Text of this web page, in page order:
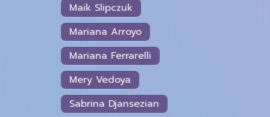
Maik Slipczuk
Mariana Arroyo
Mariana Ferrarelli
Mery Vedoya
Sabrina Djansezian